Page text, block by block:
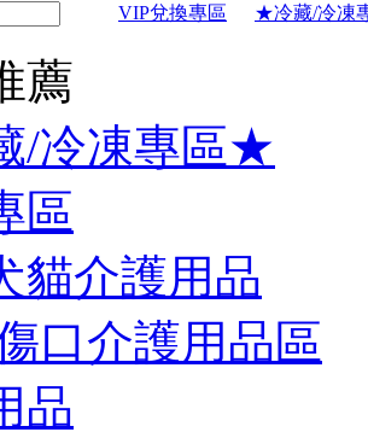
VIP兌換專區 ★冷藏/冷凍
薦
/冷凍專區★
區
貓介護用品
口介護用品區
品